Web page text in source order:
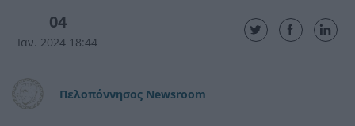
04
Ιαν. 2024 18:44
Πελοπόννησος Newsroom